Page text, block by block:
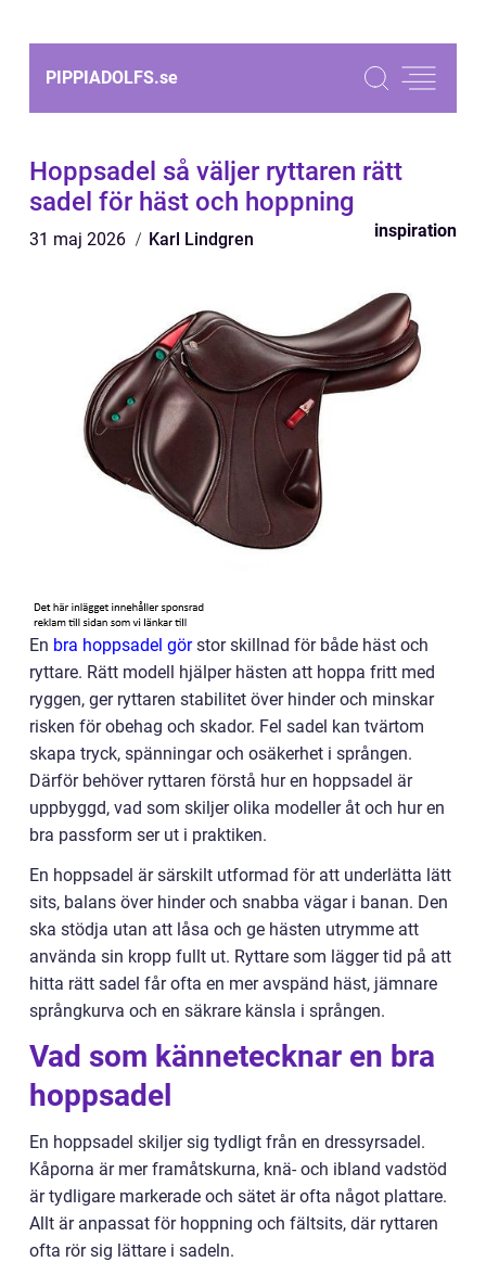
PIPPIADOLFS.se
Hoppsadel så väljer ryttaren rätt
sadel för häst och hoppning
31 maj 2026 Karl Lindgren inspiration
En bra hoppsadel görstor skillnad för både häst och
ryttare. Rätt modell hjälper hästen att hoppa fritt med
ryggen, ger ryttaren stabilitet över hinder och minskar
risken för obehag och skador. Fel sadel kan tvärtom
skapa tryck, spänningar och osäkerhet i sprången.
Därför behöver ryttaren förstå hur en hoppsadel är
uppbyggd, vad som skiljer olika modeller åt och hur en
bra passform ser ut i praktiken.
En hoppsadel är särskilt utformad för att underlätta lätt
sits, balans över hinder och snabba vägar i banan. Den
ska stödja utan att låsa och ge hästen utrymme att
använda sin kropp fullt ut. Ryttare som lägger tid på att
hitta rätt sadel får ofta en mer avspänd häst, jämnare
språngkurva och en säkrare känsla i sprången.
Vad som kännetecknar en bra
hoppsadel
En hoppsadel skiljer sig tydligt från en dressyrsadel.
Kåporna är mer framåtskurna, knä- och ibland vadstöd
är tydligare markerade och sätet är ofta något plattare.
Allt är anpassat för hoppning och fältsits, där ryttaren
ofta rör sig lättare i sadeln.